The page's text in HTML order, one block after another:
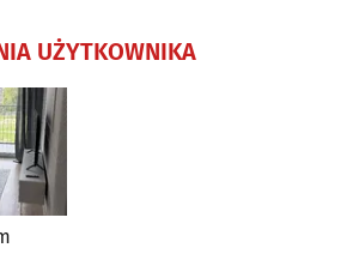
UŻYTKOWNIKA